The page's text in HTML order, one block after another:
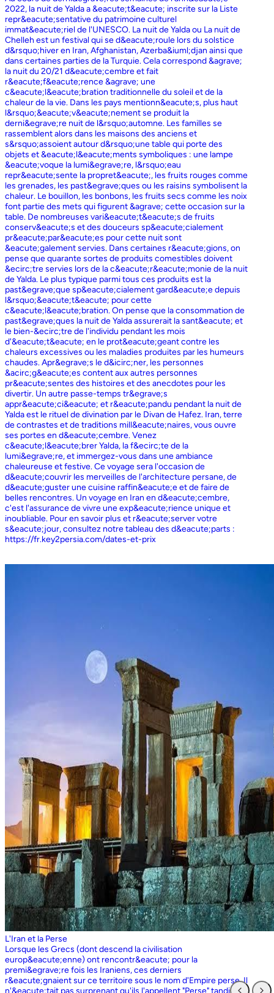
2022, la nuit de Yalda a &eacute;t&eacute; inscrite sur la Liste
repr&eacute;sentative du patrimoine culturel
immat&eacute;riel de l'UNESCO. La nuit de Yalda ou La nuit de
Chelleh est un festival qui se d&eacute;roule lors du solstice
d&rsquo;hiver en Iran, Afghanistan, Azerba&iuml;djan ainsi que
dans certaines parties de la Turquie. Cela correspond &agrave;
la nuit du 20/21 d&eacute;cembre et fait
r&eacute;f&eacute;rence &agrave; une
c&eacute;l&eacute;bration traditionnelle du soleil et de la
chaleur de la vie. Dans les pays mentionn&eacute;s, plus haut
l&rsquo;&eacute;v&eacute;nement se produit la
derni&egrave;re nuit de l&rsquo;automne. Les familles se
rassemblent alors dans les maisons des anciens et
s&rsquo;assoient autour d&rsquo;une table qui porte des
objets et &eacute;l&eacute;ments symboliques : une lampe
&eacute;voque la lumi&egrave;re, l&rsquo;eau
repr&eacute;sente la propret&eacute;, les fruits rouges comme
les grenades, les past&egrave;ques ou les raisins symbolisent la
chaleur. Le bouillon, les bonbons, les fruits secs comme les noix
font partie des mets qui figurent &agrave; cette occasion sur la
table. De nombreuses vari&eacute;t&eacute;s de fruits
conserv&eacute;s et des douceurs sp&eacute;cialement
pr&eacute;par&eacute;es pour cette nuit sont
&eacute;galement servies. Dans certaines r&eacute;gions, on
pense que quarante sortes de produits comestibles doivent
&ecirc;tre servies lors de la c&eacute;r&eacute;monie de la nuit
de Yalda. Le plus typique parmi tous ces produits est la
past&egrave;que sp&eacute;cialement gard&eacute;e depuis
l&rsquo;&eacute;t&eacute; pour cette
c&eacute;l&eacute;bration. On pense que la consommation de
past&egrave;ques la nuit de Yalda assurerait la sant&eacute; et
le bien-&ecirc;tre de l'individu pendant les mois
d'&eacute;t&eacute; en le prot&eacute;geant contre les
chaleurs excessives ou les maladies produites par les humeurs
chaudes. Apr&egrave;s le d&icirc;ner, les personnes
&acirc;g&eacute;es content aux autres personnes
pr&eacute;sentes des histoires et des anecdotes pour les
divertir. Un autre passe-temps tr&egrave;s
appr&eacute;ci&eacute; et r&eacute;pandu pendant la nuit de
Yalda est le rituel de divination par le Divan de Hafez. Iran, terre
de contrastes et de traditions mill&eacute;naires, vous ouvre
ses portes en d&eacute;cembre. Venez
c&eacute;l&eacute;brer Yalda, la f&ecirc;te de la
lumi&egrave;re, et immergez-vous dans une ambiance
chaleureuse et festive. Ce voyage sera l'occasion de
d&eacute;couvrir les merveilles de l'architecture persane, de
d&eacute;guster une cuisine raffin&eacute;e et de faire de
belles rencontres. Un voyage en Iran en d&eacute;cembre,
c'est l'assurance de vivre une exp&eacute;rience unique et
inoubliable. Pour en savoir plus et r&eacute;server votre
s&eacute;jour, consultez notre tableau des d&eacute;parts :
https://fr.key2persia.com/dates-et-prix
L'Iran et la Perse
Lorsque les Grecs (dont descend la civilisation europ&eacute;enne) ont rencontr&eacute; pour la premi&egrave;re fois les Iraniens, ces derniers r&eacute;gnaient sur ce territoire sous le nom d'Empire perse. Il n'&eacute;tait pas surprenant qu'ils l'appellent "Perse" tandis que les Perses, qui sont entr&eacute;s en contact pour la premi&egrave;re fois avec les Grecs ioniens, appelaient l'ensemble du territoire grec "Ionie". Aujourd'hui encore, les Iraniens utilisent le nom d'Ionie pour d&eacute;signer la Gr&egrave;ce (Yunan). La Perse ne faisait partie de l'Iran que dans la mesure o&ugrave; les Perses constituaient une partie du peuple iranien. Pourtant, elle avait parfois un sens encore plus large que l'Iran, car ce que l'on appelait historiquement la Perse ou l'empire perse comprenait non seulement un territoire beaucoup plus vaste que l'Iran actuel, mais aussi des pays et des peuples non iraniens comme l'&Eacute;gypte. "Perse" est rest&eacute; le terme europ&eacute;en pour l'Iran jusqu'en 1935, date &agrave; laquelle le gouvernement iranien a insist&eacute; pour que tous les pays appellent officiellement le pays par ce dernier nom. Mais le terme "Perse" a surv&eacute;cu et, encore aujourd'hui, pour de nombreux Occidentaux, la "Perse" a une connotation historique et culturelle beaucoup plus large que celle v&eacute;hicul&eacute;e par le terme "Iran", qu'ils confondaient parfois avec l'Irak. Beaucoup ne savent plus que l'Iran et la Perse sont la m&ecirc;me chose, pensant que l'Iran est aussi un pays arabe ! L'Iran actuel fait partie du plateau iranien, beaucoup plus vaste, dont l'ensemble a parfois fait partie de l'empire perse. Le pays est vaste, plus grand que le Royaume-Uni, la France, l'Espagne et l'Allemagne r&eacute;unis. Il est accident&eacute; et aride et, &agrave; l'exception de deux r&eacute;gions de plaine, il est constitu&eacute; de montagnes et de d&eacute;serts. Il y a deux grandes rang&eacute;es de montagnes, l'Alborz au nord, qui s'&eacute;tend du Caucase au nord-ouest jusqu'au Khorasan &agrave; l'est, et le Zagros, qui s'&eacute;tend de l'ouest au sud-est. Les grands d&eacute;serts, Dasht-e-Kavir et Dasht-e-Lut, tous deux situ&eacute;s &agrave; l'est, sont pratiquement inhabitables. Les deux r&eacute;gions de plaine sont le littoral de la mer Caspienne, qui se trouve au-dessous du niveau de la mer, a un climat subtropical et est couvert de for&ecirc;ts tropicales, et la plaine du Khuzestan au sud-ouest, qui est une continuation des terres fertiles de la M&eacute;sopotamie et est arros&eacute;e par le seul grand fleuve d'Iran, le Karun. Ainsi, la terre est abondante mais l'eau est rare, contrairement &agrave; un pays comme la Hollande o&ugrave; la terre est rare mais l'eau abondante. La raret&eacute; de l'eau a jou&eacute; un r&ocirc;le majeur non seulement en influen&ccedil;ant la nature et les syst&egrave;mes de l'agriculture iranienne, mais aussi un certain nombre de facteurs sociologiques cl&eacute;s, y compris la cause et la nature des &Eacute;tats iraniens. L'&eacute;tendue des montagnes et du d&eacute;sert a naturellement divis&eacute; la population iranienne en groupes relativement isol&eacute;s. Mais l'aridit&eacute; a jou&eacute; un r&ocirc;le encore plus important &agrave; cet &eacute;gard, et ce au niveau des plus petites unit&eacute;s sociales. Dans la majeure partie du pays, l'agriculture et l'&eacute;levage du b&eacute;tail n'&eacute;taient possibles que l&agrave; o&ugrave; l'eau de pluie naturelle, un petit ruisseau, un canal d'eau souterrain, appel&eacute; Qanat, ou une combinaison de ces &eacute;l&eacute;ments fournissait l'approvisionnement minimal n&eacute;cessaire en eau. Le Qanat ou Kariz est un d&eacute;veloppement ing&eacute;nieux des temps anciens, qui remonte &agrave; bien avant la fondation de l'empire perse. &Agrave; partir d'une nappe phr&eacute;atique existante dans les hautes terres, un tunnel est creus&eacute; sous le sol, en pente descendante vers les basses terres (pr&egrave;s des fermes environnantes) o&ugrave; il remonte &agrave; la surface. L'eau qui s'&eacute;coule de la source par gravit&eacute; est ensuite distribu&eacute;e par d'&eacute;troits canaux l&agrave; o&ugrave; elle est n&eacute;cessaire pour l'irrigation et d'autres usages. Le peuple iranien &Agrave; l'origine, les Iraniens &eacute;taient plus une ethnie qu'une nation et les perses se comptaient comme un groupe parmi un bon nombre des Iraniens. A part le pays qui s'appelle aujourd'hui l'Iran, l'Afghanistan et le Tadjikistan appartiennent &eacute;galement &agrave; un territoire iranien plus large dans leurs concepts historiques et culturels. En plus la domaine culturelle iranienne d&eacute;passe encore plus loin que la fronti&egrave;re de l&rsquo;ensemble de ces trois pays et s'&eacute;tendant jusqu&rsquo;au cot&eacute; nordique de l'Inde, l'Ouzb&eacute;kistan, le Turkm&eacute;nistan, le Caucase et l'Anatolie : Aujourd&rsquo;hui , c&rsquo;est ce que l&rsquo;on appelle &lsquo;&rsquo; Monde Persan&rsquo;&rsquo; La langue persane est une des langues iraniennes, alors qu&rsquo;il en existe d'autres vari&eacute;t&eacute;s dont le kurde et le pashto. En Iran, certaines langues locales sont encore parl&eacute;es en tant que des langues vivantes tandis que d&rsquo;autre langues r&eacute;gionales que l&rsquo;iranienne sont &eacute;galement parl&eacute;s en Iran tels que le turc et l&rsquo;arabe. En plus, d'autres formats de la langue persane sont parl&eacute;es en Afghanistan et au Tadjikistan, si bien que les r&eacute;sidents dans ces trois pays arrivent &agrave; se comprendre lors de la conversation et de la communication litt&eacute;raire. Egalement d'autres dialectes persans sont parl&eacute;s en Iran. A vraie dire , n&rsquo;importe quel argument &agrave; propos de l&rsquo;histoire de l&rsquo;Iran, de son &eacute;conomie et de sa politique ne serait pas raisonnable sauf qu&rsquo;on puisse tenir en compte les nomades qui ont &eacute;tabli leurs royaume &agrave; partir de l&rsquo;&eacute;poque des Perses au Qajars qui r&eacute;gnaient jusuq&rsquo;aux20&egrave;me si&egrave;cle. Suit &agrave; la recherches des p&acirc;turages encore plus verts et des sols fertils, diff&eacute;rents &eacute;thnies comme le turques, sont partis vers les r&eacute;gions au nord, nord-est et l&rsquo;est de la Perse . Apr&egrave;s avoir s&rsquo;h&eacute;berger , ils fallait qu&rsquo;ils se pr&eacute;par&egrave;rent pour faire face aux &eacute;nemies etrang&egrave;res . La s&egrave;cheresse, l&rsquo;aridit&eacute; et la densit&eacute; de la population dan leurs propres r&eacute;gions fut la cause de l&rsquo;immigration vers la Perse. D&rsquo;autre part la manqu&eacute; de la pluie et l&rsquo;aridit&eacute; en Iran causait la miragartion des gens vers des r&eacute;gions plus verts : ils se d&eacute;pla&ccedil;aient tous les ann&eacute;es, pour aller vers les r&eacute;gions o&ugrave; il faisait agr&eacute;able pendant l&rsquo;hiver et des r&eacute;gions o&ugrave; le climat faisait moins chaud au cours de l&rsquo;&eacute;t&eacute;. En comparaison avec les les s&eacute;dentaires, les nomades ont des puissances militaires et ils sont plus dynamiques, et plus nombreux que les villageoises qu'ils attaquaient. Ces particularit&eacute;s permettent &agrave; une tribu ou &agrave; un ensemble de tribus de faire diriger les autres vers la formation d&rsquo;un &eacute;tat central : Ensuite il faisait les n&eacute;cessaires pour collecter directement ou via un moyen indirect, la totalit&eacute; des produits agricoles exc&eacute;dentaires pour fournir les affaires financi&egrave;res. Ainsi il devient un &eacute;tat central et capable &agrave; taille de contr&ocirc;ler, d'administrer et de d&eacute;fendre ses vastes territoires. La plupart des souverains iraniens se d&eacute;pla&ccedil;aient la plupart du temps et cette caract&eacute;ristique est racin&eacute; dans leurs origines et leurs esprits. Par exemple les Ach&eacute;m&eacute;nides dirigeaient leurs trois capitales et se d&eacute;pla&ccedil;aient entre : Suse, Pers&eacute;polis et Ecbatane et parfois quatre si on fait inclure la Babylon. D&egrave;s le d&eacute;but ; tous les gouvernements iraniens jusqu&rsquo;au 20&egrave;me si&egrave;cle, on &eacute;t&eacute; fond&eacute;s par des tribus nomades et apr&egrave;s avoir &ecirc;tre uni au sein du gouvernement , il fallait se pr&eacute;parer pour faire face aux d&eacute;fis comme l&rsquo;invasion des nomades dans le pays et ceux qui pourraient attaquer depuis des terres au-del&agrave; des fronti&egrave;res. D'une mani&egrave;re historique, l'Iran a &eacute;t&eacute; le carrefour entre l'Asie et l'Europe, l'Est et l'Ouest. Les personnes, les biens ainsi que les croyances, les normes et produits culturels y sont pass&eacute;s, g&eacute;n&eacute;ralement d'est en ouest, mais pas toujours. L'influence orientale &eacute;tait telle que beaucoup des anciens mythes et l&eacute;gendes iraniens provenaient des terres orientales de l'Iran, bien que l'islam et les Arabes soient venus de la direction oppos&eacute;e. Cette situation g&eacute;ographique particuli&egrave;re a donn&eacute; lieu &agrave; ce que l'on peut appeler &laquo; l'effet carrefour &raquo;, &agrave; la fois d&eacute;stabilisant et enrichissant le pays ; rendant ses habitants hospitaliers et amicaux envers les &eacute;trangers et aussi tr&egrave;s conscients de leur particularit&eacute;. L'une des cons&eacute;quences de l'effet de carrefour est le fait que l'Iran est maintenant peupl&eacute; d&rsquo;une vari&eacute;t&eacute; de communaut&eacute;s ethniques et linguistiques incluant ceux dont la langue maternelle est le persan, ainsi que les Kurdes, les Turcs, les Arabes, les Baloutches, etc. On rencontre les Turcophones dans la r&eacute;gion Nord-ouest de l'Azerba&iuml;djan, aujourd'hui divis&eacute;e en plusieurs provinces, &agrave; la fronti&egrave;re de la Turquie et du Caucase. D'autres peuples turcophones, comme les Turkm&egrave;nes du Centre-nord-est et les tribus turcophones comm